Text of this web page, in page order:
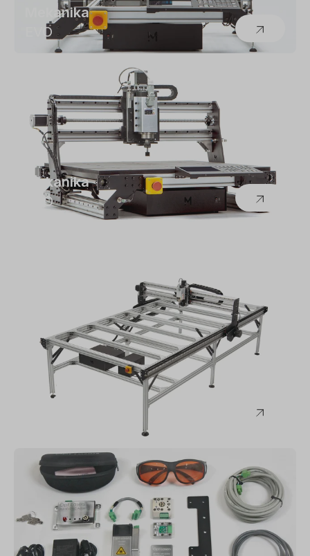
Mekanika
EVO
Mekanika
PRO
Mekanika